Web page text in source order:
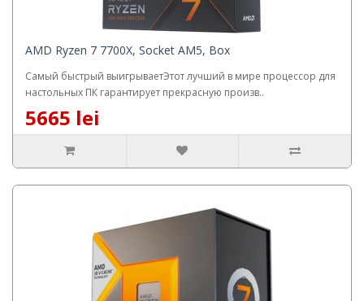
AMD Ryzen 7 7700X, Socket AM5, Box
Самый быстрый выигрываетЭтот лучший в мире процессор для
настольных ПК гарантирует прекрасную произв..
5665 lei